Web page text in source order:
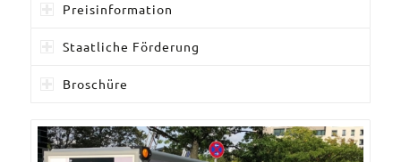
Preisinformation
Staatliche Förderung
Broschüre